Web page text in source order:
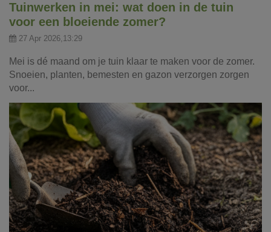
Tuinwerken in mei: wat doen in de tuin
voor een bloeiende zomer?
27 Apr 2026,13:29
Mei is dé maand om je tuin klaar te maken voor de zomer.
Snoeien, planten, bemesten en gazon verzorgen zorgen
voor...